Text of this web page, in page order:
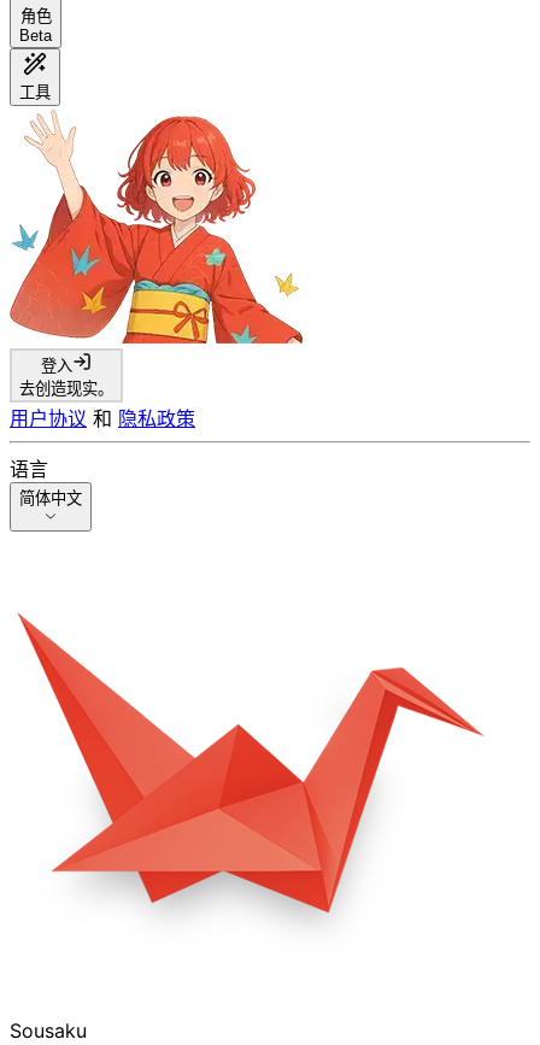
角色
Beta
工具
登入
去创造现实。
用户协议 和 隐私政策
语言
简体中文
Sousaku